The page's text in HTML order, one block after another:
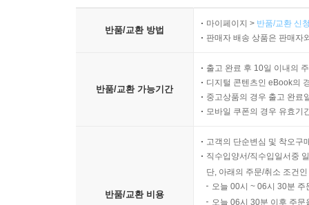
반품/교환 방법
마이페이지 > 반품/교환 신
판매자 배송 상품은 판매자
반품/교환 가능기간
출고 완료 후 10일 이내의
디지털 콘텐츠인 eBook의
중고상품의 경우 출고 완료
모바일 쿠폰의 경우 유효기
반품/교환 비용
고객의 단순변심 및 착오구
직수입양서/직수입일서중
단, 아래의 주문/취소 조건
오늘 00시 ~ 06시 30분
오늘 06시 30분 이후 주